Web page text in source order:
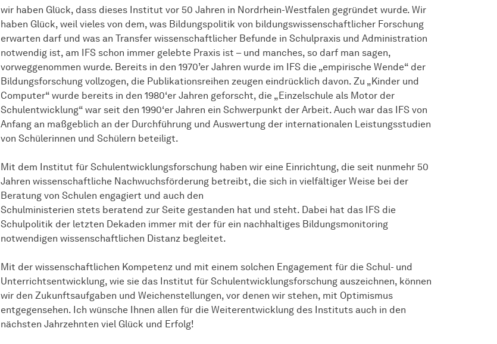
wir haben Glück, dass dieses Institut vor 50 Jahren in Nordrhein-Westfalen gegründet wurde. Wir
haben Glück, weil vieles von dem, was Bildungspolitik von bildungswissenschaftlicher Forschung
erwarten darf und was an Transfer wissenschaftlicher Befunde in Schulpraxis und Administration
notwendig ist, am IFS schon immer gelebte Praxis ist – und manches, so darf man sagen,
vorweggenommen wurde. Bereits in den 1970’er Jahren wurde im IFS die „empirische Wende“ der
Bildungsforschung vollzogen, die Publikationsreihen zeugen eindrücklich davon. Zu „Kinder und
Computer“ wurde bereits in den 1980‘er Jahren geforscht, die „Einzelschule als Motor der
Schulentwicklung“ war seit den 1990‘er Jahren ein Schwerpunkt der Arbeit. Auch war das IFS von
Anfang an maßgeblich an der Durchführung und Auswertung der internationalen Leistungsstudien
von Schülerinnen und Schülern beteiligt.
Mit dem Institut für Schulentwicklungsforschung haben wir eine Einrichtung, die seit nunmehr 50
Jahren wissenschaftliche Nachwuchsförderung betreibt, die sich in vielfältiger Weise bei der
Beratung von Schulen engagiert und auch den
Schulministerien stets beratend zur Seite gestanden hat und steht. Dabei hat das IFS die
Schulpolitik der letzten Dekaden immer mit der für ein nachhaltiges Bildungsmonitoring
notwendigen wissenschaftlichen Distanz begleitet.
Mit der wissenschaftlichen Kompetenz und mit einem solchen Engagement für die Schul- und
Unterrichtsentwicklung, wie sie das Institut für Schulentwicklungsforschung auszeichnen, können
wir den Zukunftsaufgaben und Weichenstellungen, vor denen wir stehen, mit Optimismus
entgegensehen. Ich wünsche Ihnen allen für die Weiterentwicklung des Instituts auch in den
nächsten Jahrzehnten viel Glück und Erfolg!